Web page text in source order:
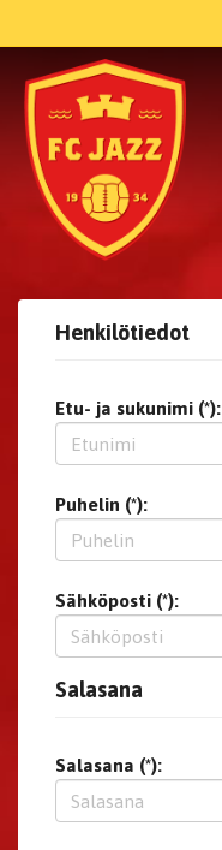
Henkilötiedot
Etu- ja sukunimi (*):
Puhelin (*):
Sähköposti (*):
Salasana
Salasana (*):